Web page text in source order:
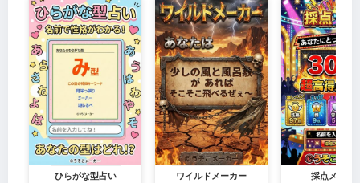
ひらがな型占い ワイルドメーカー 採点メーカ